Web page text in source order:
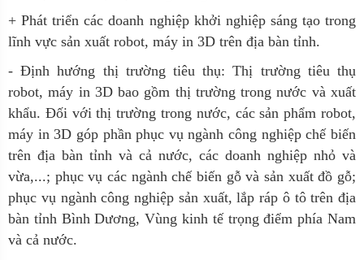
+ Phát triển các doanh nghiệp khởi nghiệp sáng tạo trong
lĩnh vực sản xuất robot, máy in 3D trên địa bàn tỉnh.
- Định hướng thị trường tiêu thụ: Thị trường tiêu thụ
robot, máy in 3D bao gồm thị trường trong nước và xuất
khẩu. Đối với thị trường trong nước, các sản phẩm robot,
máy in 3D góp phần phục vụ ngành công nghiệp chế biến
trên địa bàn tỉnh và cả nước, các doanh nghiệp nhỏ và
vừa,...; phục vụ các ngành chế biến gỗ và sản xuất đồ gỗ;
phục vụ ngành công nghiệp sản xuất, lắp ráp ô tô trên địa
bàn tỉnh Bình Dương, Vùng kinh tế trọng điểm phía Nam
và cả nước.